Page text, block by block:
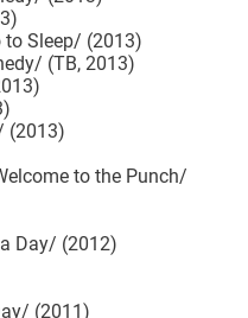
to Sleep/ (2013)
(ТВ, 2013)
(2013)
to the Punch/
Day/ (2012)
(2011)